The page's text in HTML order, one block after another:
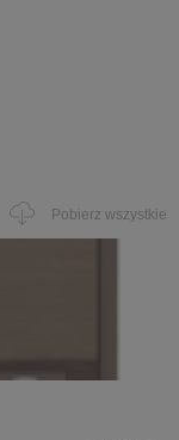
Pobierz wszystkie